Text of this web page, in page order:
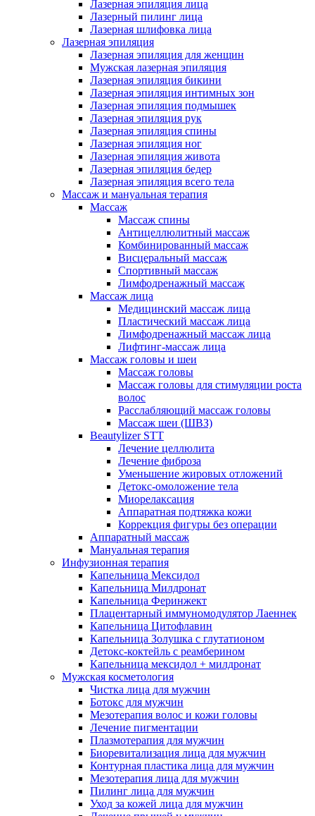
Лазерная эпиляция лица
Лазерный пилинг лица
Лазерная шлифовка лица
Лазерная эпиляция
Лазерная эпиляция для женщин
Мужская лазерная эпиляция
Лазерная эпиляция бикини
Лазерная эпиляция интимных зон
Лазерная эпиляция подмышек
Лазерная эпиляция рук
Лазерная эпиляция спины
Лазерная эпиляция ног
Лазерная эпиляция живота
Лазерная эпиляция бедер
Лазерная эпиляция всего тела
Массаж и мануальная терапия
Массаж
Массаж спины
Антицеллюлитный массаж
Комбинированный массаж
Висцеральный массаж
Спортивный массаж
Лимфодренажный массаж
Массаж лица
Медицинский массаж лица
Пластический массаж лица
Лимфодренажный массаж лица
Лифтинг-массаж лица
Массаж головы и шеи
Массаж головы
Массаж головы для стимуляции роста
волос
Расслабляющий массаж головы
Массаж шеи (ШВЗ)
Beautylizer STT
Лечение целлюлита
Лечение фиброза
Уменьшение жировых отложений
Детокс-омоложение тела
Миорелаксация
Аппаратная подтяжка кожи
Коррекция фигуры без операции
Аппаратный массаж
Мануальная терапия
Инфузионная терапия
Капельница Мексидол
Капельница Милдронат
Капельница Феринжект
Плацентарный иммуномодулятор Лаеннек
Капельница Цитофлавин
Капельница Золушка с глутатионом
Детокс-коктейль с реамберином
Капельница мексидол + милдронат
Мужская косметология
Чистка лица для мужчин
Ботокс для мужчин
Мезотерапия волос и кожи головы
Лечение пигментации
Плазмотерапия для мужчин
Биоревитализация лица для мужчин
Контурная пластика лица для мужчин
Мезотерапия лица для мужчин
Пилинг лица для мужчин
Уход за кожей лица для мужчин